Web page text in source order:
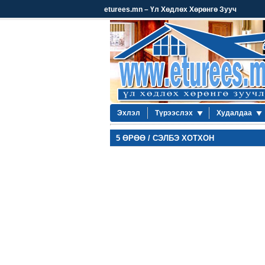
eturees.mn – Үл Хөдлөх Хөрөнгө Зууч
Эхлэл Түрээслэх Худалдаа
5 ӨРӨӨ / СЭЛБЭ ХОТХОН